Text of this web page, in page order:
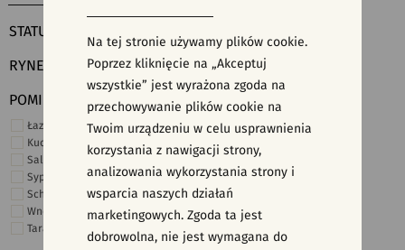
STATUS
RYNEK
POMIESZCZENIE
Łazienka
Kuchnia
Salon i hol
Sypialnia
Schody
Wnętrza komercyjne
Taras i ogród
Na tej stronie używamy plików cookie.
Poprzez kliknięcie na „Akceptuj
wszystkie” jest wyrażona zgoda na
przechowywanie plików cookie na
Twoim urządzeniu w celu usprawnienia
korzystania z nawigacji strony,
analizowania wykorzystania strony i
wsparcia naszych działań
marketingowych. Zgoda ta jest
dobrowolna, nie jest wymagana do